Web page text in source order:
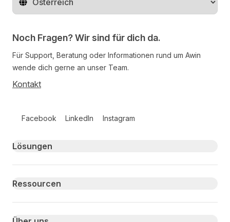
Region ändern
Noch Fragen? Wir sind für dich da.
Für Support, Beratung oder Informationen rund um Awin
wende dich gerne an unser Team.
Kontakt
Facebook LinkedIn Instagram
Primary footer navigation
Lösungen
Ressourcen